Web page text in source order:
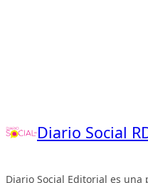
Diario Social
Diario Social Editorial es